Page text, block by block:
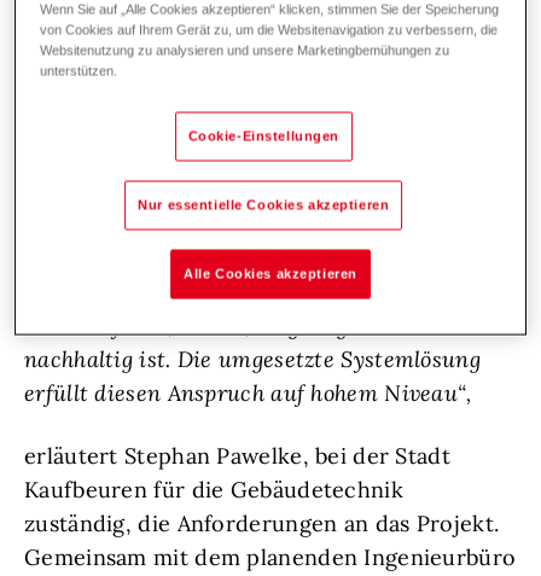
Verwaltungsgebäude inklusive Jugendzentrum
und Bücherei dazugeschlossen werden.
„Die bestehenden Öl- und Gasheizungen waren
in die Jahre gekommen und arbeiteten
ineffizient. Für uns stand bei der Sanierung an
erster Stelle, dass die neue Heizzentrale
nachhaltig ist. Die umgesetzte Systemlösung
erfüllt diesen Anspruch auf hohem Niveau“,
erläutert Stephan Pawelke, bei der Stadt
Kaufbeuren für die Gebäudetechnik
zuständig, die Anforderungen an das Projekt.
Gemeinsam mit dem planenden Ingenieurbüro
Wenn Sie auf „Alle Cookies akzeptieren“ klicken, stimmen Sie der Speicherung
von Cookies auf Ihrem Gerät zu, um die Websitenavigation zu verbessern, die
Websitenutzung zu analysieren und unsere Marketingbemühungen zu
unterstützen.
Cookie-Einstellungen
Nur essentielle Cookies akzeptieren
Alle Cookies akzeptieren